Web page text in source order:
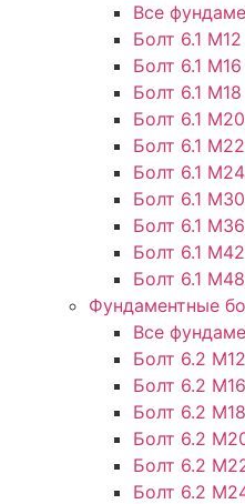
Все
Болт 6.1 М12
Болт 6.1 М16
Болт 6.1 М18
Болт 6.1 М20
Болт 6.1 М22
Болт 6.1 М24
Болт 6.1 М30
Болт 6.1 М36
Болт 6.1 М42
Болт 6.1 М48
Фундаментные
Все
Болт 6.2 М12
Болт 6.2 М16
Болт 6.2 М18
Болт 6.2
Болт 6.2
Болт 6.2